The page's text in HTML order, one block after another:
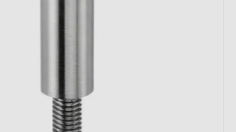
we geloven dat een